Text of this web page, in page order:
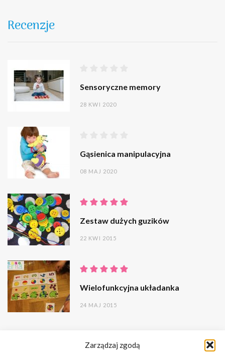
Zarządzaj zgodą
Recenzje
Sensoryczne memory
28 KWI 2020
Gąsienica manipulacyjna
08 MAJ 2020
Zestaw dużych guzików
22 KWI 2015
Wielofunkcyjna układanka
24 MAJ 2015